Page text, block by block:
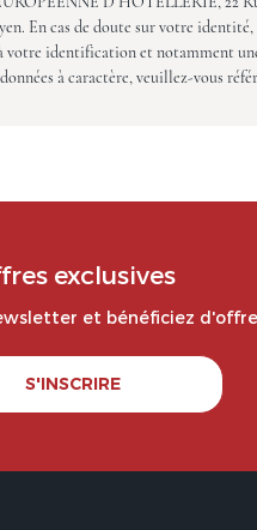
En cas de doute sur votre
votre identification et notamment
à caractère, veuillez-vous
exclusives
et bénéficiez
S'INSCRIRE